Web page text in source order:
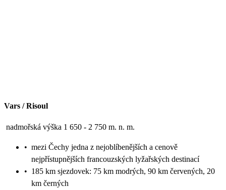
Vars / Risoul
nadmořská výška 1 650 - 2 750 m. n. m.
• mezi Čechy jedna z nejoblíbenějších a cenově
nejpřístupnějších francouzských lyžařských destinací
• 185 km sjezdovek: 75 km modrých, 90 km červených, 20
km černých